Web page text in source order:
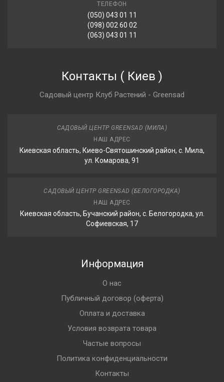
ТЕЛЕФОН
(050) 043 01 11
(098) 002 60 02
(063) 043 01 11
Контакты ( Киев )
Садовый центр Клуб Растений - Greensad
САДОВЫЙ ЦЕНТР GREENSAD (МИЛА)
НАШ АДРЕС
Киевская область, Киево-Святошинский район, с. Мила,
ул. Комарова, 91
САДОВЫЙ ЦЕНТР GREENSAD (БЕЛОГОРОДКА)
НАШ АДРЕС
Киевская область, Бучанский район, с. Белогородка, ул.
Софиевская, 17
Информация
О нас
Публичный договор (оферта)
Оплата и доставка
Условия возврата товара
Частые вопросы
Политика конфиденциальности
Контакты